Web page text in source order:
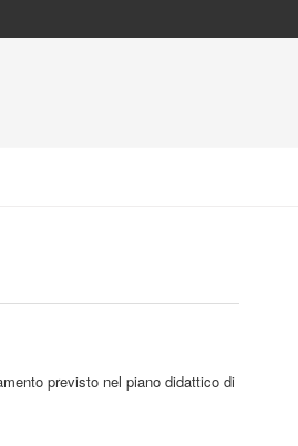
previsto nel piano didattico di